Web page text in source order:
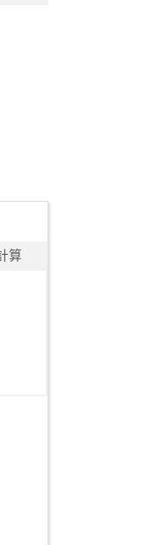
算